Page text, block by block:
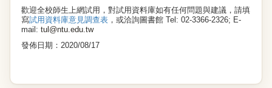
歡迎全校師生上網試用，對試用資料庫如有任何問題與建議，請填
寫試用資料庫意見調查表 ，或洽詢圖書館 Tel: 02-3366-2326; E-
mail: tul@ntu.edu.tw
發佈日期： 2020/08/17